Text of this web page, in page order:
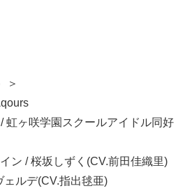
＞
虹ヶ咲学園スクールアイドル同好
ン / 桜坂しずく(CV.前田佳織里)
ェルデ(CV.指出毬亜)